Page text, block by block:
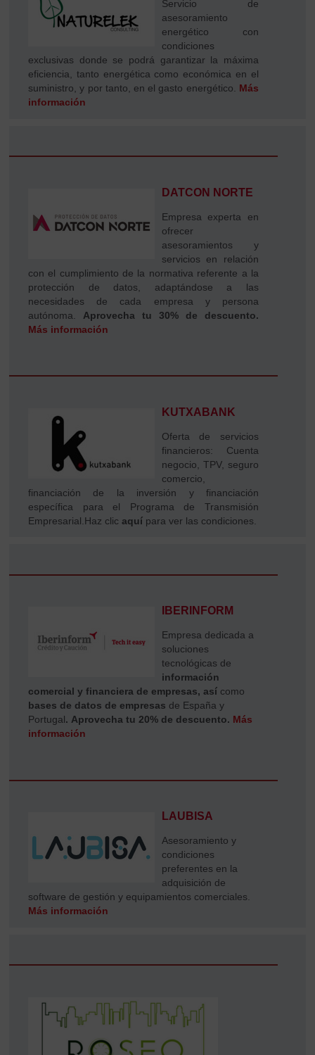
Servicio de
asesoramiento
energético con
condiciones
exclusivas donde se podrá garantizar la máxima
eficiencia, tanto energética como económica en el
suministro, y por tanto, en el gasto energético. Más
información
DATCON NORTE
Empresa experta en
ofrecer
asesoramientos y
servicios en relación
con el cumplimiento de la normativa referente a la
protección de datos, adaptándose a las
necesidades de cada empresa y persona
autónoma. Aprovecha tu 30% de descuento.
Más información
KUTXABANK
Oferta de servicios
financieros: Cuenta
negocio, TPV, seguro
comercio,
financiación de la inversión y financiación
específica para el Programa de Transmisión
Empresarial. Haz clicaquí para ver las condiciones.
IBERINFORM
Empresa dedicada a
soluciones
tecnológicas de
información
comercial y financiera de empresas, así como
bases de datos de empresas de España y
Portugal. Aprovecha tu 20% de descuento. Más
información
LAUBISA
Asesoramiento y
condiciones
preferentes en la
adquisición de
software de gestión y equipamientos comerciales
Más información